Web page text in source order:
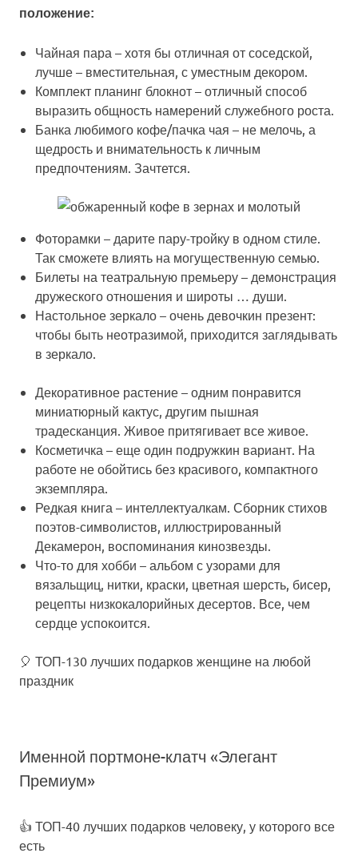
положение:
Чайная пара – хотя бы отличная от соседской,
лучше – вместительная, с уместным декором.
Комплект планинг блокнот – отличный способ
выразить общность намерений служебного роста.
Банка любимого кофе/пачка чая – не мелочь, а
щедрость и внимательность к личным
предпочтениям. Зачтется.
Фоторамки – дарите пару-тройку в одном стиле.
Так сможете влиять на могущественную семью.
Билеты на театральную премьеру – демонстрация
дружеского отношения и широты … души.
Настольное зеркало – очень девочкин презент:
чтобы быть неотразимой, приходится заглядывать
в зеркало.
Декоративное растение – одним понравится
миниатюрный кактус, другим пышная
традесканция. Живое притягивает все живое.
Косметичка – еще один подружкин вариант. На
работе не обойтись без красивого, компактного
экземпляра.
Редкая книга – интеллектуалкам. Сборник стихов
поэтов-символистов, иллюстрированный
Декамерон, воспоминания кинозвезды.
Что-то для хобби – альбом с узорами для
вязальщиц, нитки, краски, цветная шерсть, бисер,
рецепты низкокалорийных десертов. Все, чем
сердце успокоится.
🎈 ТОП-130 лучших подарков женщине на любой
праздник
Именной портмоне-клатч «Элегант
Премиум»
👍 ТОП-40 лучших подарков человеку, у которого все
есть